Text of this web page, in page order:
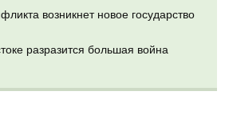
возникнет новое государство
разразится большая война